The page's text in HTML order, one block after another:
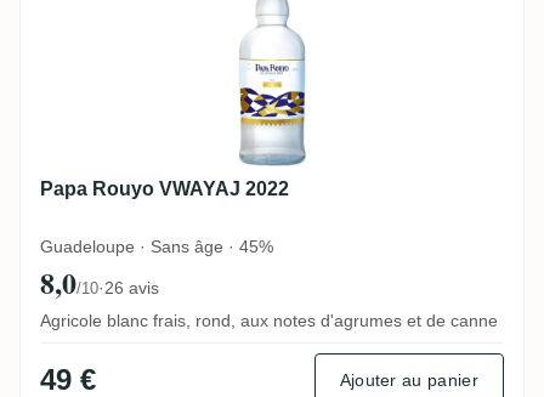
Papa Rouyo VWAYAJ 2022
Guadeloupe · Sans âge · 45%
8,0/10·26 avis
Agricole blanc frais, rond, aux notes d'agrumes et de canne
49 € Ajouter au panier